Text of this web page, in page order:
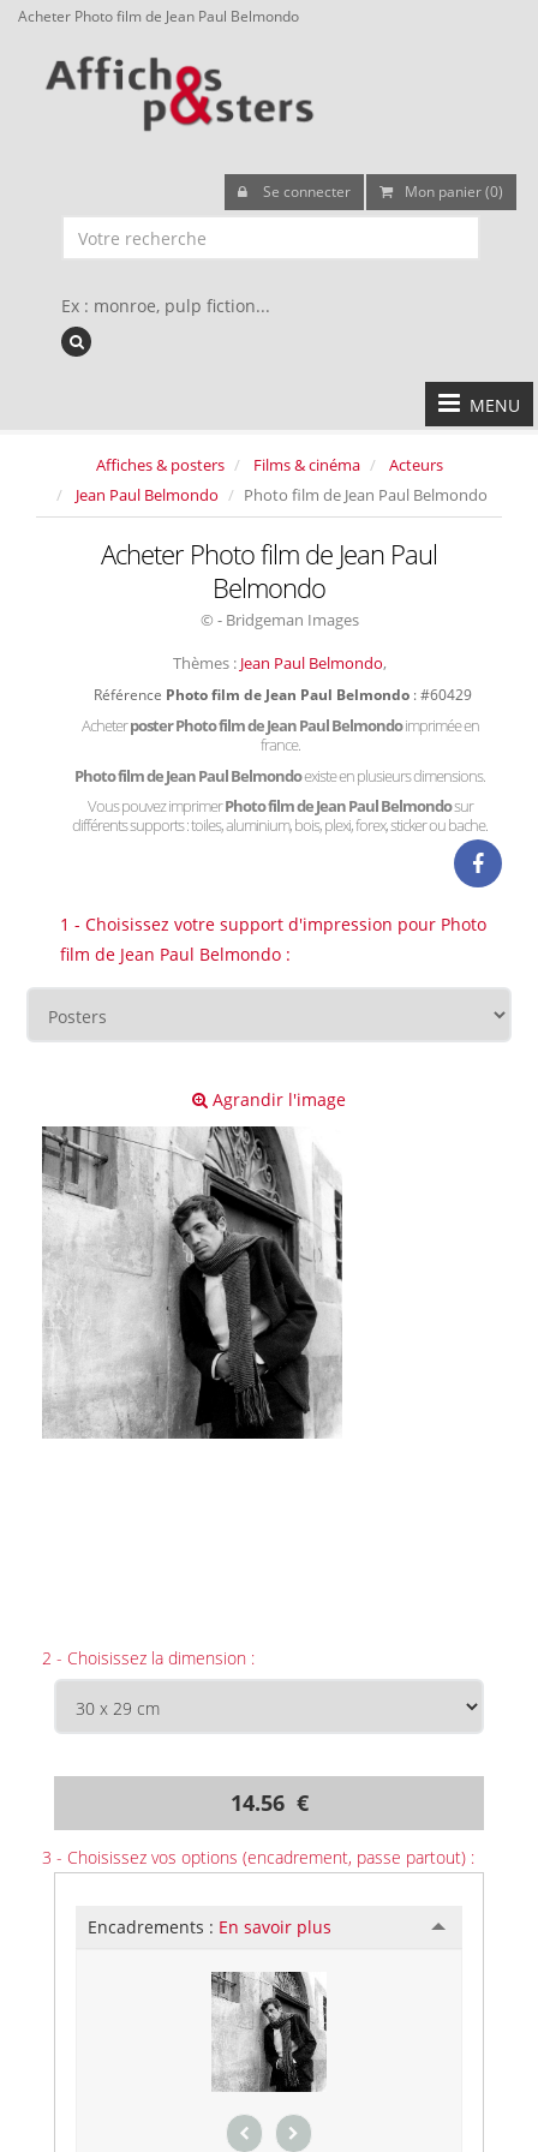
Acheter Photo film de Jean Paul Belmondo
Se connecter Mon panier (0)
Ex : monroe, pulp fiction...
MENU
Affiches & posters Films & cinéma
Acteurs
Jean Paul Belmondo
Photo film de Jean Paul Belmondo
Acheter Photo film de Jean Paul
Belmondo
© - Bridgeman Images
Thèmes : Jean Paul Belmondo,
Référence Photo film de Jean Paul Belmondo : #60429
Acheterposter Photo film de Jean Paul Belmondoimprimée en
france.
Photo film de Jean Paul Belmondoexiste en plusieurs dimensions.
Vous pouvez imprimerPhoto film de Jean Paul Belmondosur
différents supports : toiles, aluminium, bois, plexi, forex, sticker ou bache.
1 - Choisissez votre support d'impression pour Photo
film de Jean Paul Belmondo :
Agrandir l'image
2 - Choisissez la dimension :
14.56 €
3 - Choisissez vos options (encadrement, passe partout) :
Encadrements : En savoir plus